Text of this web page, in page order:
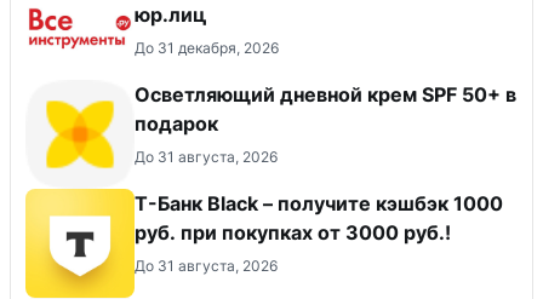
юр.лиц
До 31 декабря, 2026
Осветляющий дневной крем SPF 50+ в
подарок
До 31 августа, 2026
Т-Банк Black – получите кэшбэк 1000
руб. при покупках от 3000 руб.!
До 31 августа, 2026